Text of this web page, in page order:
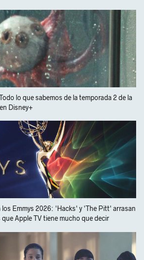
lo que sabemos de la temporada 2 de la
Disney+
los Emmys 2026: 'Hacks' y 'The Pitt' arrasan
Apple TV tiene mucho que decir